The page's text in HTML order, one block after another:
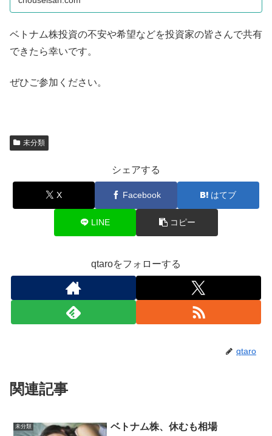
ベトナム株投資の不安や希望などを投資家の皆さんで共有
できたら幸いです。
ぜひご参加ください。
未分類
シェアする
X Facebook はてブ
LINE コピー
qtaroをフォローする
qtaro
関連記事
未分類 ベトナム株、休むも相場